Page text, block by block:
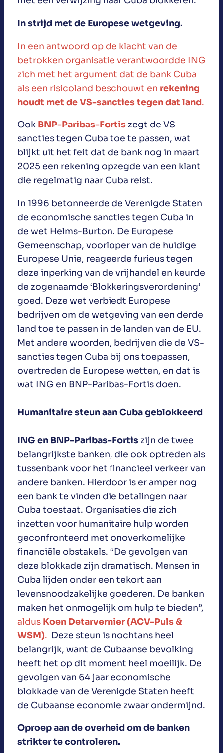
In strijd met de Europese wetgeving.
In een antwoord op de klacht van de
betrokken organisatie verantwoordde ING
zich met het argument dat de bank Cuba
als een risicoland beschouwt en rekening
houdt met de VS-sancties tegen dat land.
Ook BNP-Paribas-Fortiszegt de VS-
sancties tegen Cuba toe te passen, wat
blijkt uit het feit dat de bank nog in maart
2025 een rekening opzegde van een klant
die regelmatig naar Cuba reist.
In 1996 betonneerde de Verenigde Staten
de economische sancties tegen Cuba in
de wet Helms-Burton. De Europese
Gemeenschap, voorloper van de huidige
Europese Unie, reageerde furieus tegen
deze inperking van de vrijhandel en keurde
de zogenaamde ‘Blokkeringsverordening’
goed. Deze wet verbiedt Europese
bedrijven om de wetgeving van een derde
land toe te passen in de landen van de EU.
Met andere woorden, bedrijven die de VS-
sancties tegen Cuba bij ons toepassen,
overtreden de Europese wetten, en dat is
wat ING en BNP-Paribas-Fortis doen.
Humanitaire steun aan Cuba geblokkeerd
ING en BNP-Paribas-Fortiszijn de twee
belangrijkste banken, die ook optreden als
tussenbank voor het financieel verkeer van
andere banken. Hierdoor is er amper nog
een bank te vinden die betalingen naar
Cuba toestaat. Organisaties die zich
inzetten voor humanitaire hulp worden
geconfronteerd met onoverkomelijke
financiële obstakels. “De gevolgen van
deze blokkade zijn dramatisch. Mensen in
Cuba lijden onder een tekort aan
levensnoodzakelijke goederen. De banken
maken het onmogelijk om hulp te bieden”,
aldus Koen Detarvernier (ACV-Puls &
WSM). Deze steun is nochtans heel
belangrijk, want de Cubaanse bevolking
heeft het op dit moment heel moeilijk. De
gevolgen van 64 jaar economische
blokkade van de Verenigde Staten heeft
de Cubaanse economie zwaar ondermijnd.
Oproep aan de overheid om de banken
strikter te controleren.